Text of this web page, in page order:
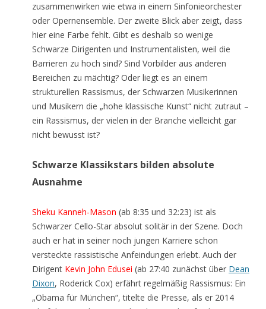
zusammenwirken wie etwa in einem Sinfonieorchester
oder Opernensemble. Der zweite Blick aber zeigt, dass
hier eine Farbe fehlt. Gibt es deshalb so wenige
Schwarze Dirigenten und Instrumentalisten, weil die
Barrieren zu hoch sind? Sind Vorbilder aus anderen
Bereichen zu mächtig? Oder liegt es an einem
strukturellen Rassismus, der Schwarzen Musikerinnen
und Musikern die „hohe klassische Kunst“ nicht zutraut –
ein Rassismus, der vielen in der Branche vielleicht gar
nicht bewusst ist?
Schwarze Klassikstars bilden absolute
Ausnahme
Sheku Kanneh-Mason (ab 8:35 und 32:23) ist als
Schwarzer Cello-Star absolut solitär in der Szene. Doch
auch er hat in seiner noch jungen Karriere schon
versteckte rassistische Anfeindungen erlebt. Auch der
Dirigent Kevin John Edusei (ab 27:40 zunächst über Dean
Dixon, Roderick Cox) erfährt regelmäßig Rassismus: Ein
„Obama für München“, titelte die Presse, als er 2014